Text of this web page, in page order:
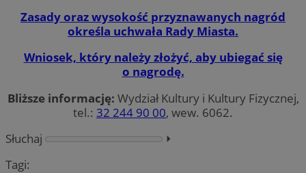
Zasady oraz wysokość przyznawanych nagród
określa uchwała Rady Miasta.
Wniosek, który należy złożyć, aby ubiegać się
o nagrodę.
Bliższe informację: Wydział Kultury i Kultury Fizycznej,
tel.: 32 244 90 00, wew. 6062.
Słuchaj
⏵︎
Tagi: